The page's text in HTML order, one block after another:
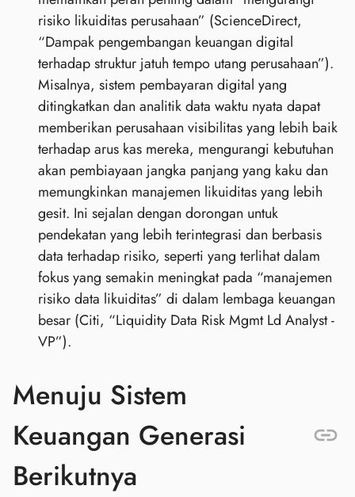
risiko likuiditas perusahaan” (ScienceDirect,
“Dampak pengembangan keuangan digital
terhadap struktur jatuh tempo utang perusahaan”).
Misalnya, sistem pembayaran digital yang
ditingkatkan dan analitik data waktu nyata dapat
memberikan perusahaan visibilitas yang lebih baik
terhadap arus kas mereka, mengurangi kebutuhan
akan pembiayaan jangka panjang yang kaku dan
memungkinkan manajemen likuiditas yang lebih
gesit. Ini sejalan dengan dorongan untuk
pendekatan yang lebih terintegrasi dan berbasis
data terhadap risiko, seperti yang terlihat dalam
fokus yang semakin meningkat pada “manajemen
risiko data likuiditas” di dalam lembaga keuangan
besar (Citi, “Liquidity Data Risk Mgmt Ld Analyst -
VP”).
Menuju Sistem
Keuangan Generasi
Berikutnya